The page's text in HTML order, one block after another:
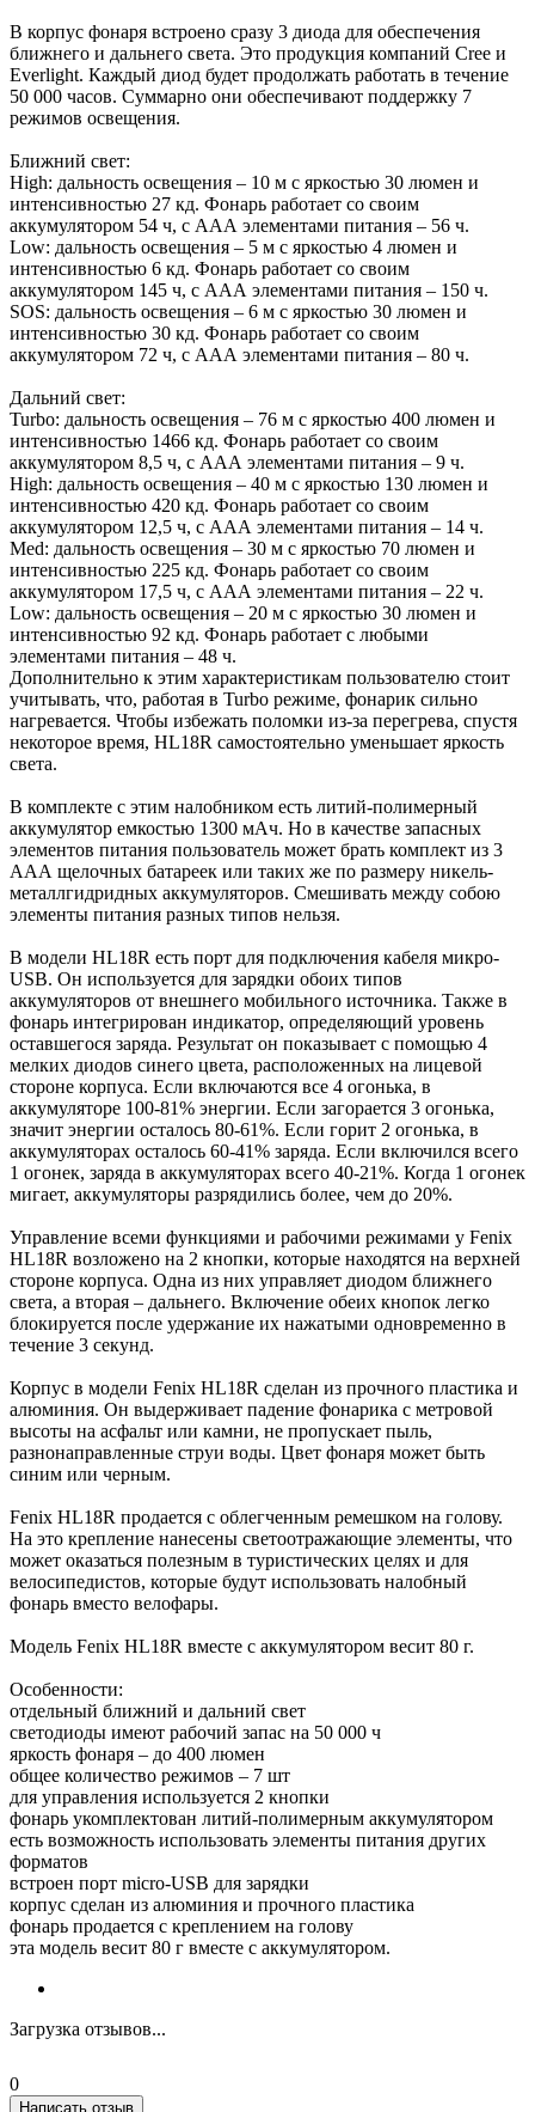
В корпус фонаря встроено сразу 3 диода для обеспечения
ближнего и дальнего света. Это продукция компаний Cree и
Everlight. Каждый диод будет продолжать работать в течение
50 000 часов. Суммарно они обеспечивают поддержку 7
режимов освещения.
Ближний свет:
High: дальность освещения – 10 м с яркостью 30 люмен и
интенсивностью 27 кд. Фонарь работает со своим
аккумулятором 54 ч, с ААА элементами питания – 56 ч.
Low: дальность освещения – 5 м с яркостью 4 люмен и
интенсивностью 6 кд. Фонарь работает со своим
аккумулятором 145 ч, с ААА элементами питания – 150 ч.
SOS: дальность освещения – 6 м с яркостью 30 люмен и
интенсивностью 30 кд. Фонарь работает со своим
аккумулятором 72 ч, с ААА элементами питания – 80 ч.
Дальний свет:
Turbo: дальность освещения – 76 м с яркостью 400 люмен и
интенсивностью 1466 кд. Фонарь работает со своим
аккумулятором 8,5 ч, с ААА элементами питания – 9 ч.
High: дальность освещения – 40 м с яркостью 130 люмен и
интенсивностью 420 кд. Фонарь работает со своим
аккумулятором 12,5 ч, с ААА элементами питания – 14 ч.
Med: дальность освещения – 30 м с яркостью 70 люмен и
интенсивностью 225 кд. Фонарь работает со своим
аккумулятором 17,5 ч, с ААА элементами питания – 22 ч.
Low: дальность освещения – 20 м с яркостью 30 люмен и
интенсивностью 92 кд. Фонарь работает с любыми
элементами питания – 48 ч.
Дополнительно к этим характеристикам пользователю стоит
учитывать, что, работая в Turbo режиме, фонарик сильно
нагревается. Чтобы избежать поломки из-за перегрева, спустя
некоторое время, HL18R самостоятельно уменьшает яркость
света.
В комплекте с этим налобником есть литий-полимерный
аккумулятор емкостью 1300 мАч. Но в качестве запасных
элементов питания пользователь может брать комплект из 3
ААА щелочных батареек или таких же по размеру никель-
металлгидридных аккумуляторов. Смешивать между собою
элементы питания разных типов нельзя.
В модели HL18R есть порт для подключения кабеля микро-
USB. Он используется для зарядки обоих типов
аккумуляторов от внешнего мобильного источника. Также в
фонарь интегрирован индикатор, определяющий уровень
оставшегося заряда. Результат он показывает с помощью 4
мелких диодов синего цвета, расположенных на лицевой
стороне корпуса. Если включаются все 4 огонька, в
аккумуляторе 100-81% энергии. Если загорается 3 огонька,
значит энергии осталось 80-61%. Если горит 2 огонька, в
аккумуляторах осталось 60-41% заряда. Если включился всего
1 огонек, заряда в аккумуляторах всего 40-21%. Когда 1 огонек
мигает, аккумуляторы разрядились более, чем до 20%.
Управление всеми функциями и рабочими режимами у Fenix
HL18R возложено на 2 кнопки, которые находятся на верхней
стороне корпуса. Одна из них управляет диодом ближнего
света, а вторая – дальнего. Включение обеих кнопок легко
блокируется после удержание их нажатыми одновременно в
течение 3 секунд.
Корпус в модели Fenix HL18R сделан из прочного пластика и
алюминия. Он выдерживает падение фонарика с метровой
высоты на асфальт или камни, не пропускает пыль,
разнонаправленные струи воды. Цвет фонаря может быть
синим или черным.
Fenix HL18R продается с облегченным ремешком на голову.
На это крепление нанесены светоотражающие элементы, что
может оказаться полезным в туристических целях и для
велосипедистов, которые будут использовать налобный
фонарь вместо велофары.
Модель Fenix HL18R вместе с аккумулятором весит 80 г.
Особенности:
отдельный ближний и дальний свет
светодиоды имеют рабочий запас на 50 000 ч
яркость фонаря – до 400 люмен
общее количество режимов – 7 шт
для управления используется 2 кнопки
фонарь укомплектован литий-полимерным аккумулятором
есть возможность использовать элементы питания других
форматов
встроен порт micro-USB для зарядки
корпус сделан из алюминия и прочного пластика
фонарь продается с креплением на голову
эта модель весит 80 г вместе с аккумулятором.
Загрузка отзывов...
0
Написать отзыв